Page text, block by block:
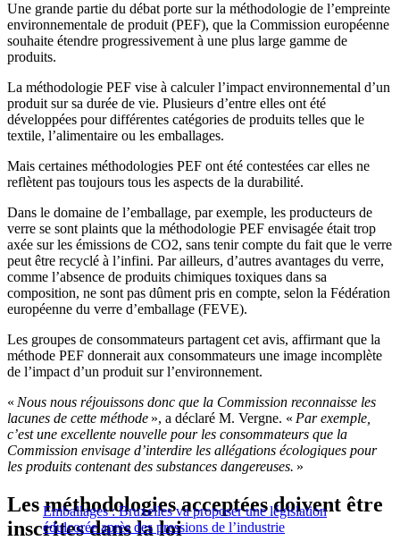
Une grande partie du débat porte sur la méthodologie de l’empreinte
environnementale de produit (PEF), que la Commission européenne
souhaite étendre progressivement à une plus large gamme de
produits.
La méthodologie PEF vise à calculer l’impact environnemental d’un
produit sur sa durée de vie. Plusieurs d’entre elles ont été
développées pour différentes catégories de produits telles que le
textile, l’alimentaire ou les emballages.
Mais certaines méthodologies PEF ont été contestées car elles ne
reflètent pas toujours tous les aspects de la durabilité.
Dans le domaine de l’emballage, par exemple, les producteurs de
verre se sont plaints que la méthodologie PEF envisagée était trop
axée sur les émissions de CO2, sans tenir compte du fait que le verre
peut être recyclé à l’infini. Par ailleurs, d’autres avantages du verre,
comme l’absence de produits chimiques toxiques dans sa
composition, ne sont pas dûment pris en compte, selon la Fédération
européenne du verre d’emballage (FEVE).
Les groupes de consommateurs partagent cet avis, affirmant que la
méthode PEF donnerait aux consommateurs une image incomplète
de l’impact d’un produit sur l’environnement.
« Nous nous réjouissons donc que la Commission reconnaisse les
lacunes de cette méthode », a déclaré M. Vergne. « Par exemple,
c’est une excellente nouvelle pour les consommateurs que la
Commission envisage d’interdire les allégations écologiques pour
les produits contenant des substances dangereuses. »
Emballages : Bruxelles va proposer une législation
édulcorée après des pressions de l’industrie
Les méthodologies acceptées doivent être
inscrites dans la loi